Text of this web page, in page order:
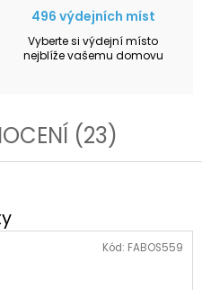
496 výdejních míst
Vyberte si výdejní místo
nejblíže vašemu domovu
(23)
Kód: FABOS559